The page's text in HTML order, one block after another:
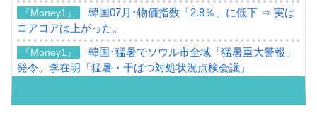
『Money1』
韓国07月･物価指数「2.8％」に低下 ⇒ 実は
コアコアは上がった。
『Money1』
韓国･猛暑でソウル市全域「猛暑重大警報」
発令。李在明「猛暑・干ばつ対処状況点検会議」
07月販売台数は去年のほぼ半分「71台」しか売れなかっ